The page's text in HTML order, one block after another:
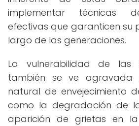
implementar técnicas
efectivas que garanticen su
largo de las generaciones.
La vulnerabilidad de
también se ve agravada
natural de envejecimiento
como la degradación de
aparición de grietas en